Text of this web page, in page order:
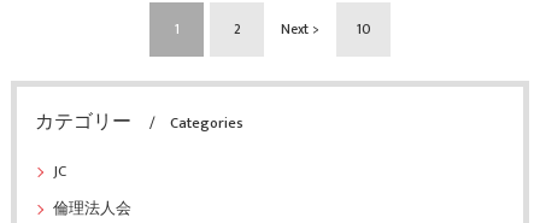
1 2 Next > 10
カテゴリー
Categories
JC
倫理法人会